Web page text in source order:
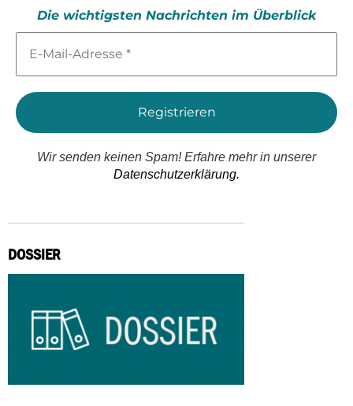
Die wichtigsten Nachrichten im Überblick
Mail-
*
Wir senden keinen Spam! Erfahre mehr in unserer
Datenschutzerklärung.
DOSSIER